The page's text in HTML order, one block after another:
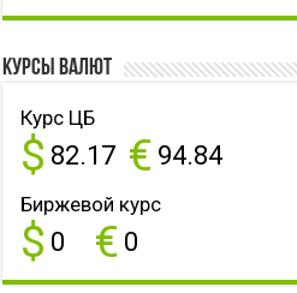
Курсы валют
Курс ЦБ
$ 82.17 € 94.84
Биржевой курс
$ 0 € 0